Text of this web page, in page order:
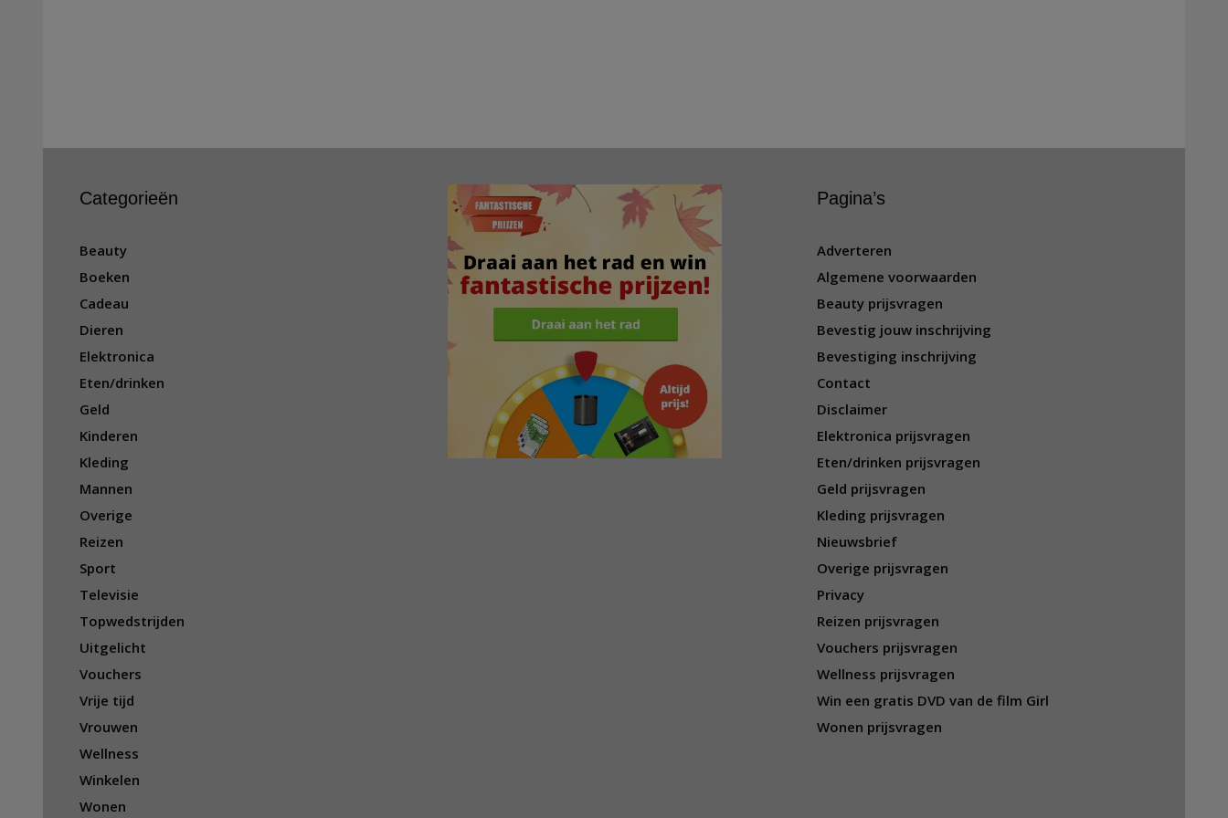
Categorieën
Beauty
Boeken
Cadeau
Dieren
Elektronica
Eten/drinken
Geld
Kinderen
Kleding
Mannen
Overige
Reizen
Sport
Televisie
Topwedstrijden
Uitgelicht
Vouchers
Vrije tijd
Vrouwen
Wellness
Winkelen
Wonen
Pagina’s
Adverteren
Algemene voorwaarden
Beauty prijsvragen
Bevestig jouw inschrijving
Bevestiging inschrijving
Contact
Disclaimer
Elektronica prijsvragen
Eten/drinken prijsvragen
Geld prijsvragen
Kleding prijsvragen
Nieuwsbrief
Overige prijsvragen
Privacy
Reizen prijsvragen
Vouchers prijsvragen
Wellness prijsvragen
Win een gratis DVD van de film Girl
Wonen prijsvragen